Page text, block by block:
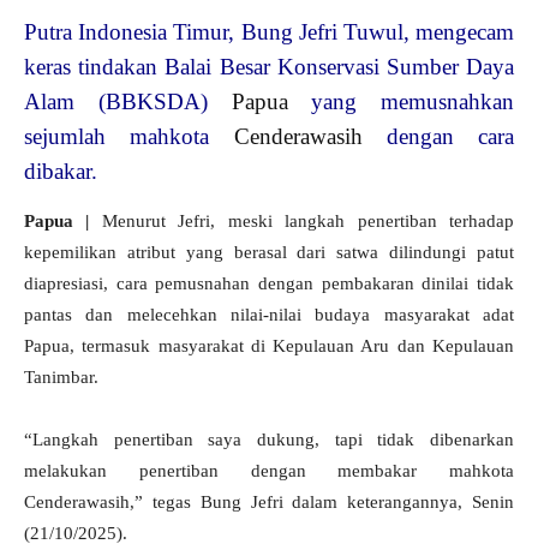
Putra Indonesia Timur, Bung Jefri Tuwul, mengecam
keras tindakan Balai Besar Konservasi Sumber Daya
Alam (BBKSDA) Papuayang memusnahkan
sejumlah mahkota Cenderawasihdengan cara
dibakar.
Papua | Menurut Jefri, meski langkah penertiban terhadap
kepemilikan atribut yang berasal dari satwa dilindungi patut
diapresiasi, cara pemusnahan dengan pembakaran dinilai tidak
pantas dan melecehkan nilai-nilai budaya masyarakat adat
Papua, termasuk masyarakat di Kepulauan Aru dan Kepulauan
Tanimbar.
“Langkah penertiban saya dukung, tapi tidak dibenarkan
melakukan penertiban dengan membakar mahkota
Cenderawasih,” tegas Bung Jefri dalam keterangannya, Senin
(21/10/2025).